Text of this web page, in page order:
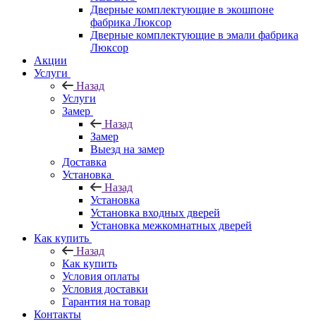
Дверные комплектующие в экошпоне
фабрика Люксор
Дверные комплектующие в эмали фабрика
Люксор
Акции
Услуги
Назад
Услуги
Замер
Назад
Замер
Выезд на замер
Доставка
Установка
Назад
Установка
Установка входных дверей
Установка межкомнатных дверей
Как купить
Назад
Как купить
Условия оплаты
Условия доставки
Гарантия на товар
Контакты